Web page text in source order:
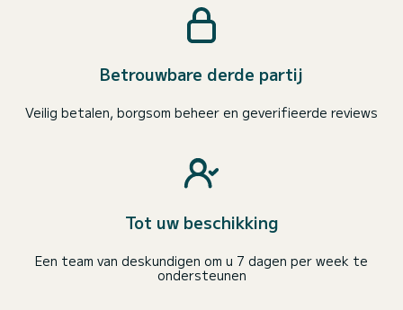
Betrouwbare derde partij
Veilig betalen, borgsom beheer en geverifieerde reviews
Tot uw beschikking
Een team van deskundigen om u 7 dagen per week te
ondersteunen